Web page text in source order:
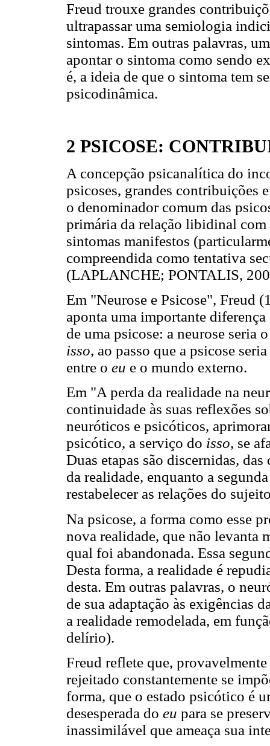
Freud trouxe grandes
ultrapassar uma semiologia
sintomas. Em outras palavras,
apontar o sintoma como sendo
é, a ideia de que o sintoma tem
psicodinâmica.
2 PSICOSE:
A concepção psicanalítica do
psicoses, grandes contribuições
o denominador comum das
primária da relação libidinal com
sintomas manifestos
compreendida como tentativa
(LAPLANCHE; PONTALIS,
Em "Neurose e Psicose", Freud
aponta uma importante
de uma psicose: a neurose
isso, ao passo que a psicose
entre o eu e o mundo externo.
Em "A perda da realidade na
continuidade às suas reflexões
neuróticos e psicóticos,
psicótico, a serviço do isso, se
Duas etapas são discernidas,
da realidade, enquanto a
restabelecer as relações do
Na psicose, a forma como esse
nova realidade, que não levanta
qual foi abandonada. Essa
Desta forma, a realidade é
desta. Em outras palavras, o
de sua adaptação às exigências
a realidade remodelada, em
delírio).
Freud reflete que,
rejeitado constantemente se
forma, que o estado psicótico é
desesperada do eu para se
inassimilável que ameaça sua